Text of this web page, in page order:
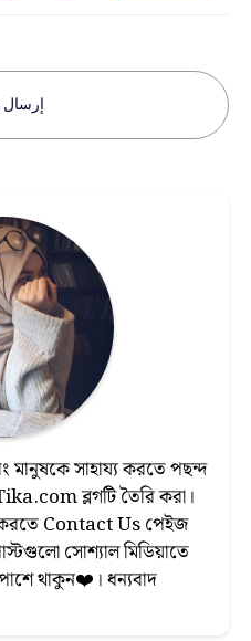
إرسال
মানুষকে সাহায্য করতে পছন্দ
ব্লগটি তৈরি করা।
Contact Us পেইজ
সোশ্যাল মিডিয়াতে
থাকুন❤️। ধন্যবাদ